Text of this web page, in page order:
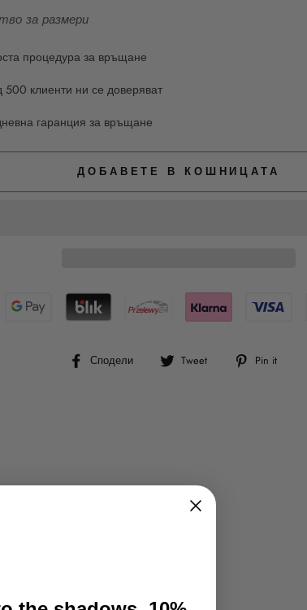
за размери
процедура за връщане
500 клиенти ни се доверяват
гаранция за връщане
ДОБАВЕТЕ В КОШНИЦАТА
Сподели
СподелиTweet
Tweet Pin it